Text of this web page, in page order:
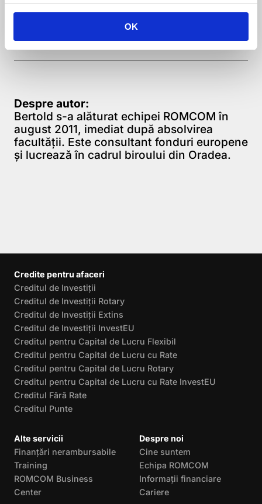
OK
vă rugăm să ne contactați pe e-mail
bertold.domokos@romcom.ro sau pe tel.
Despre autor:
Bertold s-a alăturat echipei ROMCOM în
august 2011, imediat după absolvirea
facultății. Este consultant fonduri europene
și lucrează în cadrul biroului din Oradea.
Credite pentru afaceri
Creditul de Investiții
Creditul de Investiții Rotary
Creditul de Investiții Extins
Creditul de Investiții InvestEU
Creditul pentru Capital de Lucru Flexibil
Creditul pentru Capital de Lucru cu Rate
Creditul pentru Capital de Lucru Rotary
Creditul pentru Capital de Lucru cu Rate InvestEU
Creditul Fără Rate
Creditul Punte
Alte servicii
Finanțări nerambursabile
Training
ROMCOM Business
Center
Despre noi
Cine suntem
Echipa ROMCOM
Informații financiare
Cariere